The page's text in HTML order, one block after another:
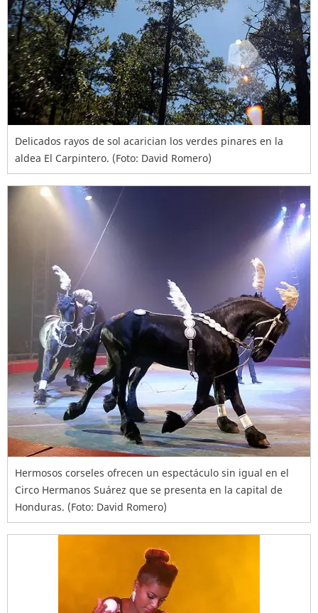
Delicados rayos de sol acarician los verdes pinares en la
aldea El Carpintero. (Foto: David Romero)
Hermosos corseles ofrecen un espectáculo sin igual en el
Circo Hermanos Suárez que se presenta en la capital de
Honduras. (Foto: David Romero)